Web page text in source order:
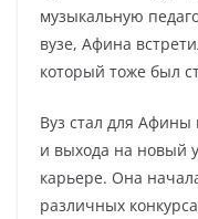
музыкальную
вузе, Афина
который тоже был
Вуз стал для
и выхода на новый
карьере. Она
различных